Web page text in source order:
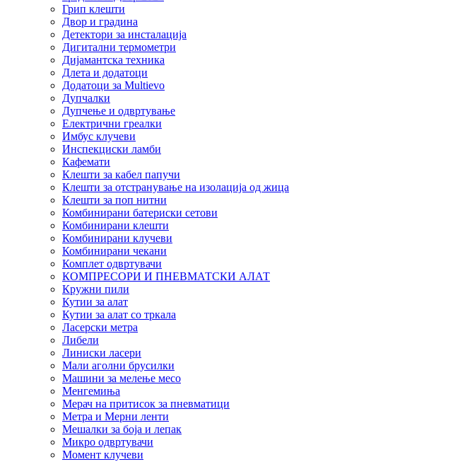
Грип клешти
Двор и градина
Детектори за инсталација
Дигитални термометри
Дијамантска техника
Длета и додатоци
Додатоци за Multievo
Дупчалки
Дупчење и одвртување
Електрични греалки
Имбус клучеви
Инспекциски ламби
Кафемати
Клешти за кабел папучи
Клешти за отстранување на изолација од жица
Клешти за поп нитни
Комбинирани батериски сетови
Комбинирани клешти
Комбинирани клучеви
Комбинирани чекани
Комплет одвртувачи
КОМПРЕСОРИ И ПНЕВМАТСКИ АЛАТ
Кружни пили
Кутии за алат
Кутии за алат со тркала
Ласерски метра
Либели
Линиски ласери
Мали аголни брусилки
Машини за мелење месо
Менгемиња
Мерач на притисок за пневматици
Метра и Мерни ленти
Мешалки за боја и лепак
Микро одвртувачи
Момент клучеви